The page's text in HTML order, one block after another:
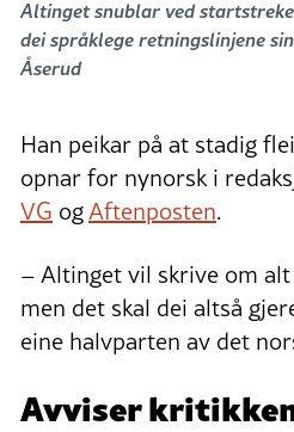
Altinget snublar ved
dei språklege retningslinjene
Åserud
Han peikar på at stadig
opnar for nynorsk i
VG ogAftenposten.
– Altinget vil skrive om
men det skal dei altså
eine halvparten av det
Avviser